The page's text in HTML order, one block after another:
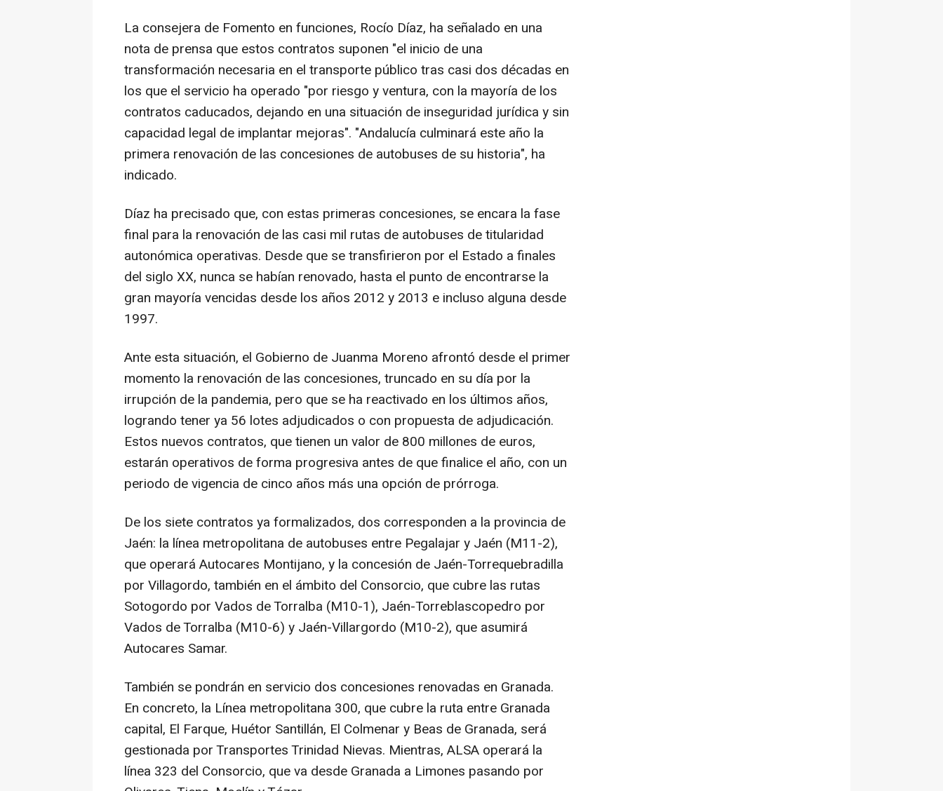
La consejera de Fomento en funciones, Rocío Díaz, ha señalado en una
nota de prensa que estos contratos suponen "el inicio de una
transformación necesaria en el transporte público tras casi dos décadas en
los que el servicio ha operado "por riesgo y ventura, con la mayoría de los
contratos caducados, dejando en una situación de inseguridad jurídica y sin
capacidad legal de implantar mejoras". "Andalucía culminará este año la
primera renovación de las concesiones de autobuses de su historia", ha
indicado.
Díaz ha precisado que, con estas primeras concesiones, se encara la fase
final para la renovación de las casi mil rutas de autobuses de titularidad
autonómica operativas. Desde que se transfirieron por el Estado a finales
del siglo XX, nunca se habían renovado, hasta el punto de encontrarse la
gran mayoría vencidas desde los años 2012 y 2013 e incluso alguna desde
1997.
Ante esta situación, el Gobierno de Juanma Moreno afrontó desde el primer
momento la renovación de las concesiones, truncado en su día por la
irrupción de la pandemia, pero que se ha reactivado en los últimos años,
logrando tener ya 56 lotes adjudicados o con propuesta de adjudicación.
Estos nuevos contratos, que tienen un valor de 800 millones de euros,
estarán operativos de forma progresiva antes de que finalice el año, con un
periodo de vigencia de cinco años más una opción de prórroga.
De los siete contratos ya formalizados, dos corresponden a la provincia de
Jaén: la línea metropolitana de autobuses entre Pegalajar y Jaén (M11-2),
que operará Autocares Montijano, y la concesión de Jaén-Torrequebradilla
por Villagordo, también en el ámbito del Consorcio, que cubre las rutas
Sotogordo por Vados de Torralba (M10-1), Jaén-Torreblascopedro por
Vados de Torralba (M10-6) y Jaén-Villargordo (M10-2), que asumirá
Autocares Samar.
También se pondrán en servicio dos concesiones renovadas en Granada.
En concreto, la Línea metropolitana 300, que cubre la ruta entre Granada
capital, El Farque, Huétor Santillán, El Colmenar y Beas de Granada, será
gestionada por Transportes Trinidad Nievas. Mientras, ALSA operará la
línea 323 del Consorcio, que va desde Granada a Limones pasando por